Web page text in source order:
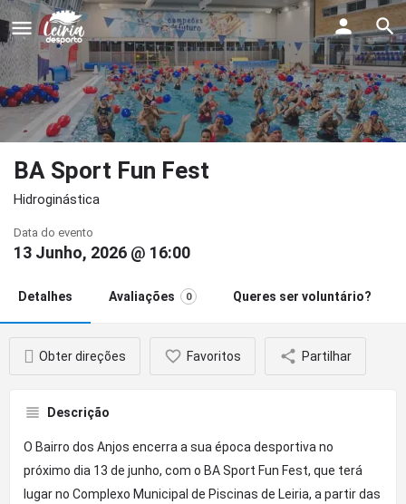
BA Sport Fun Fest
Hidroginástica
Data do evento
13 Junho, 2026 @ 16:00
Detalhes Avaliações 0 Queres ser voluntário?
Obter direções Favoritos Partilhar
Descrição
O Bairro dos Anjos encerra a sua época desportiva no
próximo dia 13 de junho, com o BA Sport Fun Fest, que terá
lugar no Complexo Municipal de Piscinas de Leiria, a partir das